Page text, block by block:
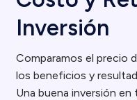
Inversión
Comparamos el precio
los beneficios y
Una buena inversión